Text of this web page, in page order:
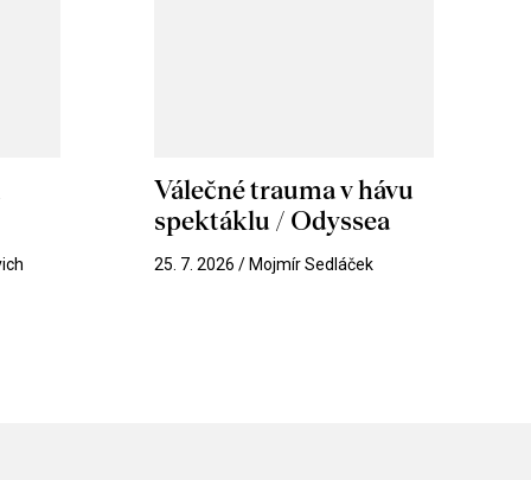
Válečné trauma v hávu
spektáklu / Odyssea
25. 7. 2026 / Mojmír Sedláček